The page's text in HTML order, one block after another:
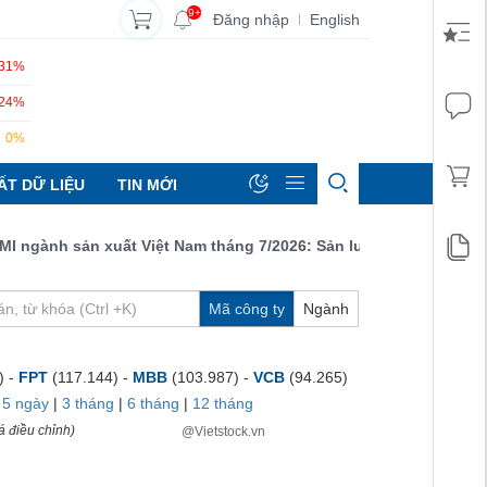
9+ Đăng nhập | English
0%
DỮ LIỆU TIN MỚI
sản xuất Việt Nam tháng 7/2026: Sản lượng, số lượng đơn
Mã công ty Ngành
- FPT (117.144) - MBB (103.987) - VCB (94.265)
5 ngày | 3 tháng | 6 tháng | 12 tháng
điều chỉnh) @Vietstock.vn